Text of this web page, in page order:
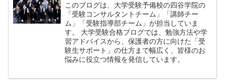
このブログは、大学受験予備校の四谷学院の
「受験コンサルタントチーム」「講師チー
ム」「受験指導部チーム」が担当していま
す。 大学受験合格ブログでは、勉強方法や学
習アドバイスから、保護者の方に向けた「受
験生サポート」の仕方まで幅広く、皆様のお
悩みに役立つ情報を発信しています。